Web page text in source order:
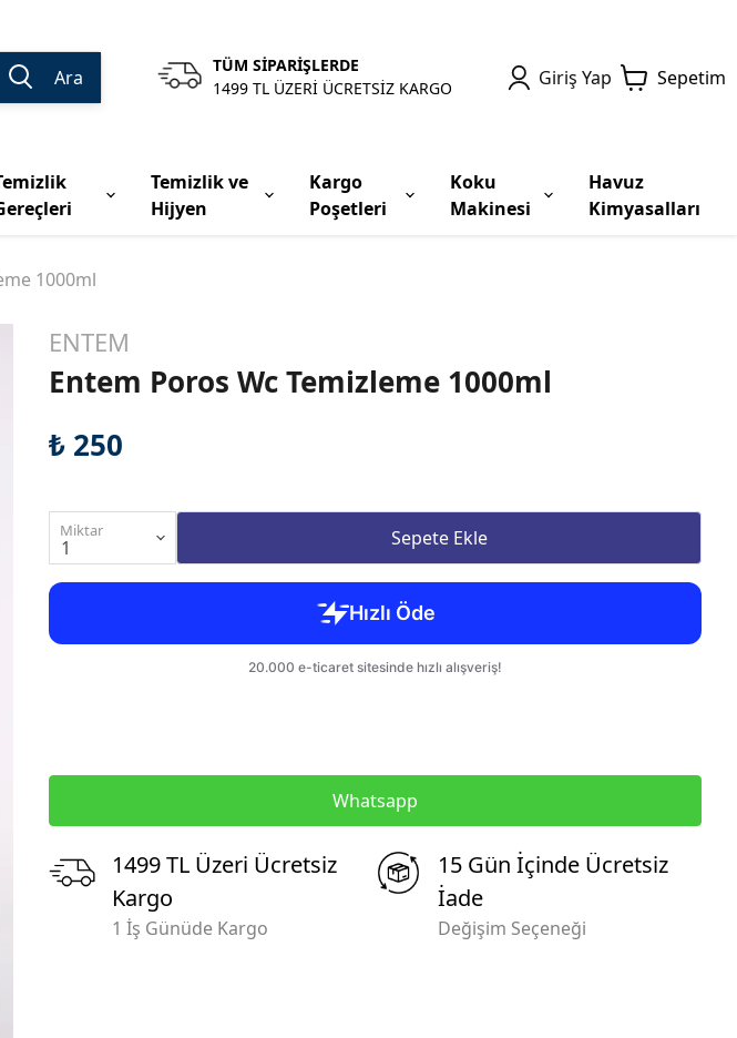
Ara
TÜM SİPARİŞLERDE
1499 TL ÜZERİ ÜCRETSİZ KARGO
Giriş Yap Sepetim
Temizlik ve
Hijyen
Kargo
Poşetleri
Koku
Makinesi
Havuz
Kimyasalları
1000ml
ENTEM
Entem Poros Wc Temizleme 1000ml
₺ 250
Miktar Sepete Ekle
Whatsapp
1499 TL Üzeri Ücretsiz
Kargo
1 İş Günüde Kargo
15 Gün İçinde Ücretsiz
İade
Değişim Seçeneği